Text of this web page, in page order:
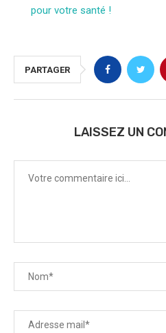
pour votre santé !
PARTAGER
LAISSEZ UN